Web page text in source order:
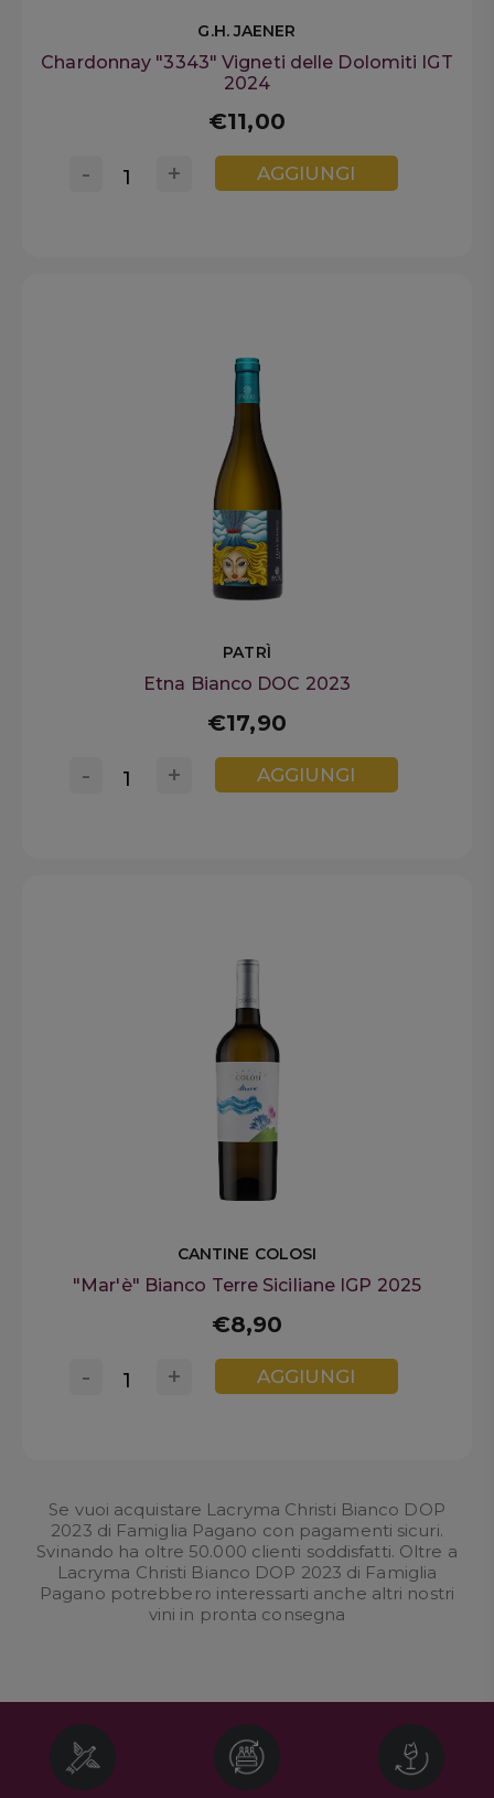
G.H. JAENER
Chardonnay "3343" Vigneti delle Dolomiti IGT
2024
€11,00
+
- AGGIUNGI
PATRÌ
Etna Bianco DOC 2023
€17,90
+
- AGGIUNGI
CANTINE COLOSI
"Mar'è" Bianco Terre Siciliane IGP 2025
€8,90
+
- AGGIUNGI
Se vuoi acquistare Lacryma Christi Bianco DOP
2023 di Famiglia Pagano con pagamenti sicuri.
Svinando ha oltre 50.000 clienti soddisfatti. Oltre a
Lacryma Christi Bianco DOP 2023 di Famiglia
Pagano potrebbero interessarti anche altri nostri
vini in pronta consegna